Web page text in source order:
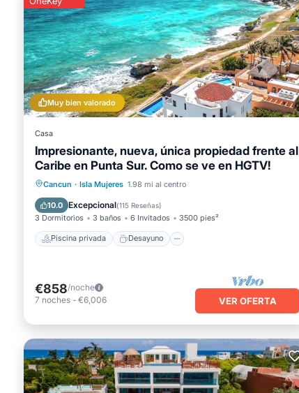
Muy bien valorado
Casa
Impresionante, nueva, única propiedad frente al
Caribe en Punta Sur. Como se ve en HGTV!
Cancun · Isla Mujeres 1.98 mi al centro
10.0 Excepcional(115 Reseñas)
3 Dormitorios 3 baños 6 Invitados 3500 pies²
Piscina privada Desayuno
Piscina privada
Desayuno
Aparcamiento
Piscina
€858/noche
7 noches - €6,006 VER OFERTA